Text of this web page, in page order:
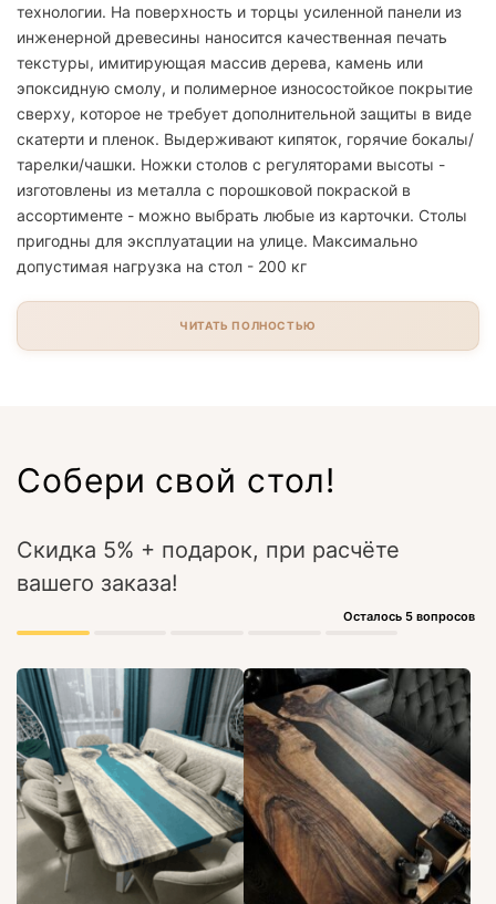
технологии. На поверхность и торцы усиленной панели из
инженерной древесины наносится качественная печать
текстуры, имитирующая массив дерева, камень или
эпоксидную смолу, и полимерное износостойкое покрытие
сверху, которое не требует дополнительной защиты в виде
скатерти и пленок. Выдерживают кипяток, горячие бокалы/
тарелки/чашки. Ножки столов с регуляторами высоты -
изготовлены из металла с порошковой покраской в
ассортименте - можно выбрать любые из карточки. Столы
пригодны для эксплуатации на улице. Максимально
допустимая нагрузка на стол - 200 кг
ЧИТАТЬ ПОЛНОСТЬЮ
Собери свой стол!
Скидка 5% + подарок, при расчёте
вашего заказа!
Осталось 5 вопросов